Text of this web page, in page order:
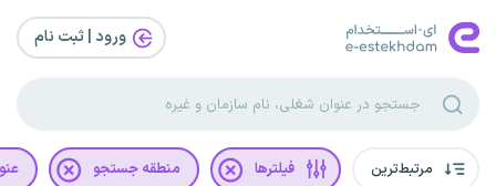
ورود | ثبت‌ نام
مرتبط‌ترین فیلترها منطقه جستجو